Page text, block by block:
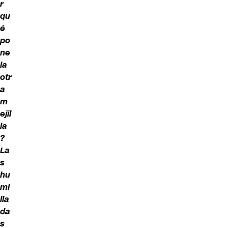
r
qu
é
po
ne
la
otr
a
m
ejil
la
?
La
s
hu
mi
lla
da
s